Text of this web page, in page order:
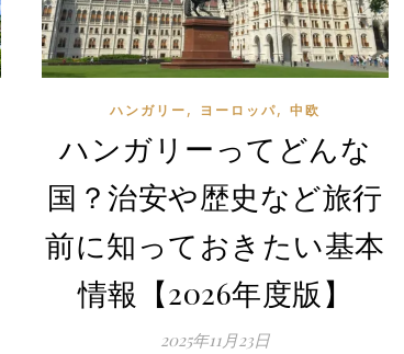
ハンガリー, ヨーロッパ,中欧
ハンガリーってどんな
国？治安や歴史など旅行
前に知っておきたい基本
情報【2026年度版】
2025年11月23日